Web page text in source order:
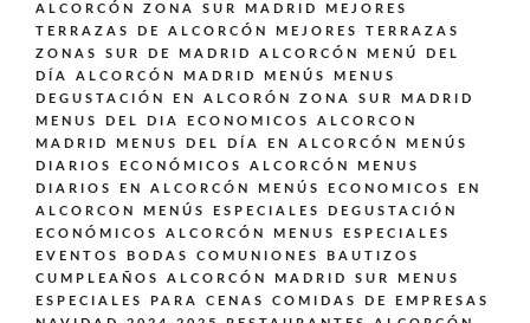
ALCORCÓN ZONA SUR MADRID
MEJORES
TERRAZAS DE ALCORCÓN
MEJORES TERRAZAS
ZONAS SUR DE MADRID ALCORCÓN
MENÚ DEL
DÍA ALCORCÓN MADRID
MENÚS
MENUS
DEGUSTACIÓN EN ALCORÓN ZONA SUR MADRID
MENUS DEL DIA ECONOMICOS ALCORCON
MADRID
MENUS DEL DÍA EN ALCORCÓN
MENÚS
DIARIOS ECONÓMICOS ALCORCÓN
MENUS
DIARIOS EN ALCORCÓN
MENÚS ECONOMICOS EN
ALCORCON
MENÚS ESPECIALES DEGUSTACIÓN
ECONÓMICOS ALCORCÓN
MENUS ESPECIALES
EVENTOS BODAS COMUNIONES BAUTIZOS
CUMPLEAÑOS ALCORCÓN MADRID SUR
MENUS
ESPECIALES PARA CENAS COMIDAS DE EMPRESAS